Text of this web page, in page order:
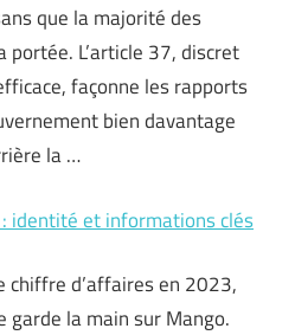
que la majorité des
portée. L’article 37, discret
façonne les rapports
bien davantage
la …
identité et informations clés
chiffre d’affaires en 2023,
la main sur Mango.